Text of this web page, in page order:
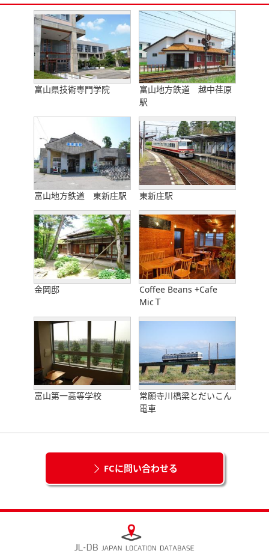
富山県技術専門学院
富山地方鉄道 越中荏原
駅
富山地方鉄道 東新庄駅 東新庄駅
金岡邸
Coffee Beans +Cafe
MicＴ
富山第一高等学校
常願寺川橋梁とだいこん
電車
FCに問い合わせる